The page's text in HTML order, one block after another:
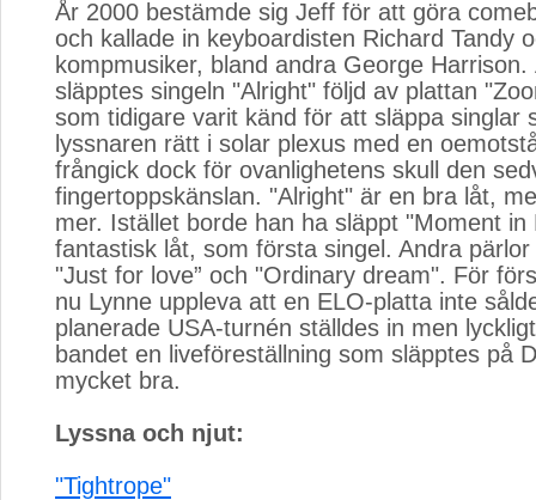
År 2000 bestämde sig Jeff för att göra
och kallade in keyboardisten Richard Tandy
kompmusiker, bland andra George
släpptes singeln "Alright" följd av plattan
som tidigare varit känd för att släppa singlar
lyssnaren rätt i solar plexus med en
frångick dock för ovanlighetens skull den
fingertoppskänslan. "Alright" är en bra låt,
mer. Istället borde han ha släppt "Moment in
fantastisk låt, som första singel. Andra
"Just for love” och "Ordinary dream". För
nu Lynne uppleva att en ELO-platta inte
planerade USA-turnén ställdes in men
bandet en liveföreställning som släpptes på
mycket bra.
Lyssna och njut:
"Tightrope"